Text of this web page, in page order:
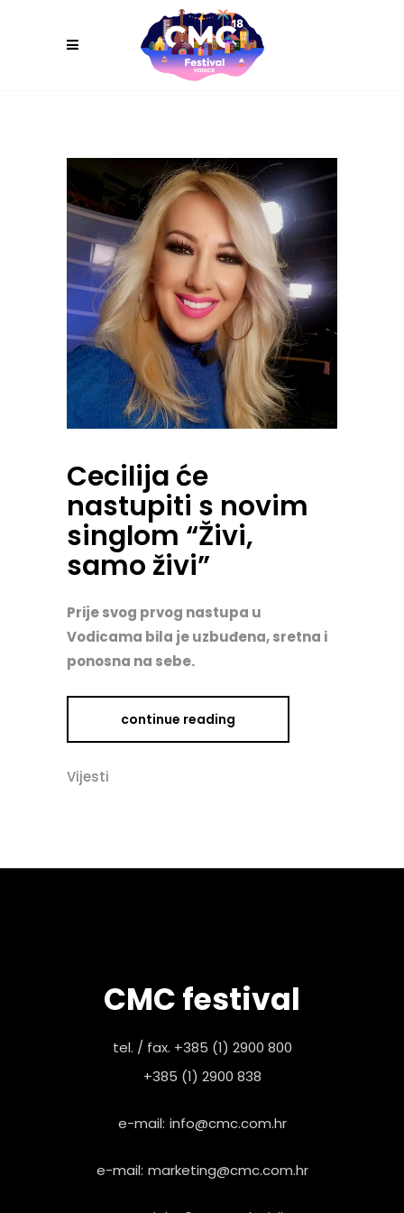
Cecilija će
nastupiti s novim
singlom “Živi,
samo živi”
Prije svog prvog nastupa u
Vodicama bila je uzbuđena, sretna i
ponosna na sebe.
continue reading
Vijesti
CMC festival
tel. / fax. +385 (1) 2900 800
+385 (1) 2900 838
e-mail: info@cmc.com.hr
e-mail: marketing@cmc.com.hr